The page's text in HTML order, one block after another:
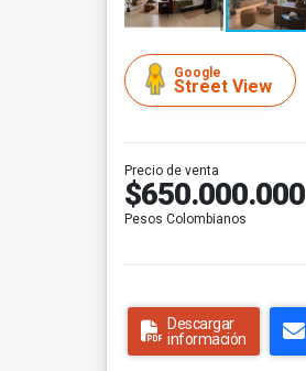
Google
Street View
Precio de venta
$650.000.000
Pesos Colombianos
Descargar
información